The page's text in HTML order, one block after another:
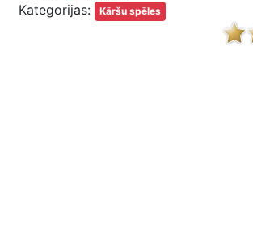
Kategorijas:
Kāršu spēles